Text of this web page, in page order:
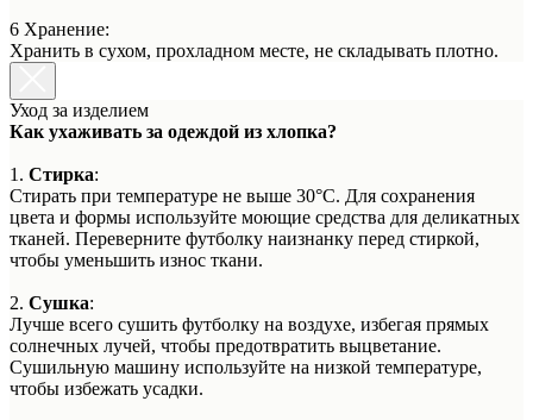
6 Хранение:
Хранить в сухом, прохладном месте, не складывать плотно.
Уход за изделием
Как ухаживать за одеждой из хлопка?
1. Стирка:
Стирать при температуре не выше 30°C. Для сохранения
цвета и формы используйте моющие средства для деликатных
тканей. Переверните футболку наизнанку перед стиркой,
чтобы уменьшить износ ткани.
2. Сушка:
Лучше всего сушить футболку на воздухе, избегая прямых
солнечных лучей, чтобы предотвратить выцветание.
Сушильную машину используйте на низкой температуре,
чтобы избежать усадки.